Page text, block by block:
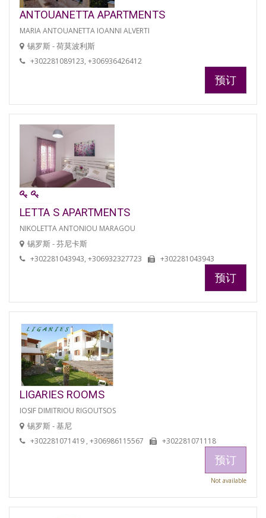
ANTOUANETTA APARTMENTS
MARIA ANTOUANETTA IOANNI ALVERTI
锡罗斯 - 荷莫波利斯
+302281089123, +306936426412
预订
LETTA S APARTMENTS
NIKOLETTA ANTONIOU MARAGOU
锡罗斯 - 芬尼卡斯
+302281043943, +306932327723 +302281043943
预订
LIGARIES ROOMS
IOSIF DIMITRIOU RIGOUTSOS
锡罗斯 - 基尼
+302281071419 , +306986115567 +302281071118
预订
Not available